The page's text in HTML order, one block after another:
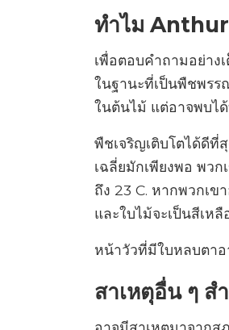
ทำไม
เพื่อตอบคำถามอย่าง
ในฐานะที่เป็นพืชพรร
ในต้นไม้ แต่อาจพบไ
พืชเจริญเติบโตได้ดี
เฉลี่ยมักเพียงพอ พว
ถึง 23 C. หากพวกเ
และใบไม้จะเป็นสีเหลื
หน้าวัวที่มีใบหลบตาอ
สาเหตุอื่น ๆ ส